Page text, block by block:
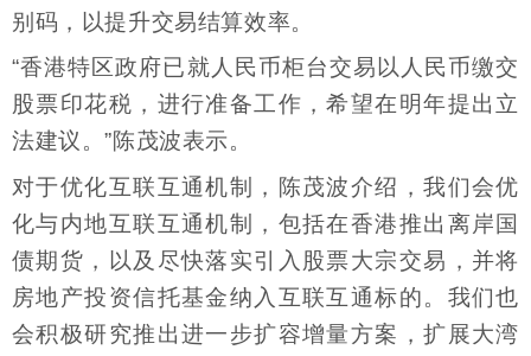
别码，以提升交易结算效率。
“香港特区政府已就人民币柜台交易以人民币缴交
股票印花税，进行准备工作，希望在明年提出立
法建议。”陈茂波表示。
对于优化互联互通机制，陈茂波介绍，我们会优
化与内地互联互通机制，包括在香港推出离岸国
债期货，以及尽快落实引入股票大宗交易，并将
房地产投资信托基金纳入互联互通标的。我们也
会积极研究推出进一步扩容增量方案，扩展大湾